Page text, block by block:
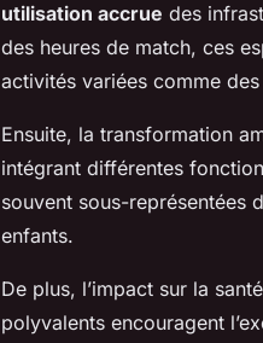
utilisation accrue des
des heures de match, ces
activités variées comme
Ensuite, la transformation
intégrant différentes
souvent sous-représentées
enfants.
De plus, l’impact sur la
polyvalents encouragent